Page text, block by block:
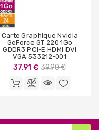
Carte Graphique Nvidia
GeForce GT 220 1Go
GDDR3 PCI-E HDMI DVI
VGA 533212-001
37,91 € Prix
base
39,90 €